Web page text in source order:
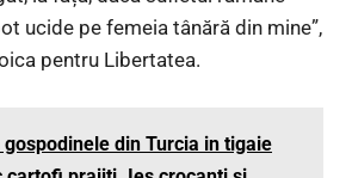
ucide pe femeia tânără din mine”,
pentru Libertatea.
gospodinele din Turcia in tigaie